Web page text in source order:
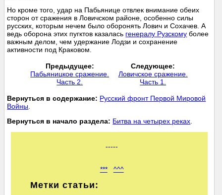
Но кроме того, удар на Пабьянице отвлек внимание обеих
сторон от сражения в Ловичском районе, особенно силы
русских, которым нечем было оборонять Лович и Сохачев. А
ведь оборона этих пугктов казалась генералу Рузскому более
важным делом, чем удержание Лодзи и сохранение
активности под Краковом.
Предыдущее:
Пабьяницкое сражение.
Часть 2.
Следующее:
Ловичское сражение.
Часть 1.
Вернуться в содержание: Русский фронт Первой Мировой
Войны
Вернуться в начало раздела: Битва на четырех реках
-----
*** ^^^
Метки статьи: